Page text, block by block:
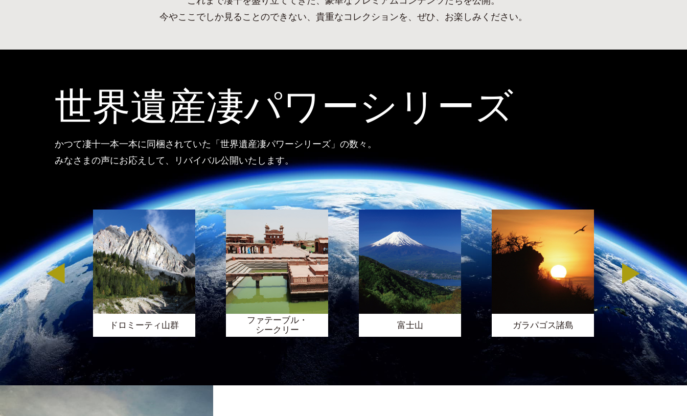
今やここでしか見ることのできない、 貴重なコレクションを、ぜひ、お楽しみください。
世界遺産凄パワーシリーズ
かつて凄十一本一本に同梱されていた「世界遺産凄パワーシリーズ」の数々。
みなさまの声にお応えして、リバイバル公開いたします。
ーバンズ ドロミーティ山群
ファテーブル・
シークリー
富士山 ガラパゴス諸島 ブラジ